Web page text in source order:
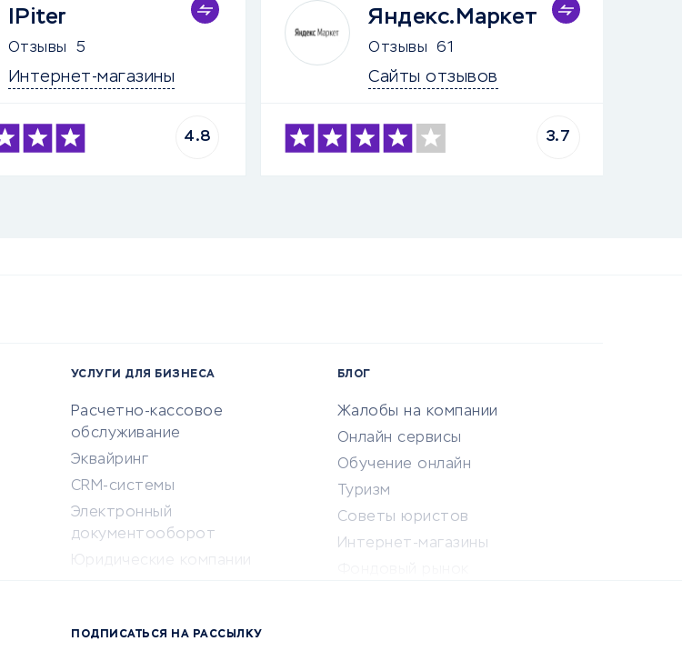
IPiter
Отзывы 5
Интернет-магазины
4.8
Яндекс.Маркет
Отзывы 61
Сайты отзывов
3.7
УСЛУГИ ДЛЯ БИЗНЕСА
Расчетно-кассовое
обслуживание
Эквайринг
CRM-системы
Электронный
документооборот
Юридические компании
Бухгалтерия онлайн
БЛОГ
Жалобы на компании
Онлайн сервисы
Обучение онлайн
Туризм
Советы юристов
Интернет-магазины
ПОДПИСАТЬСЯ НА РАССЫЛКУ